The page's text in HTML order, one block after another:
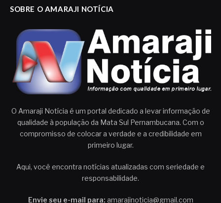
SOBRE O AMARAJI NOTÍCIA
O Amaraji Notícia é um portal dedicado a levar informação de
qualidade à população da Mata Sul Pernambucana. Com o
compromisso de colocar a verdade e a credibilidade em
primeiro lugar.
Aqui, você encontra notícias atualizadas com seriedade e
responsabilidade.
Envie seu e-mail para: amarajinoticia@gmail.com